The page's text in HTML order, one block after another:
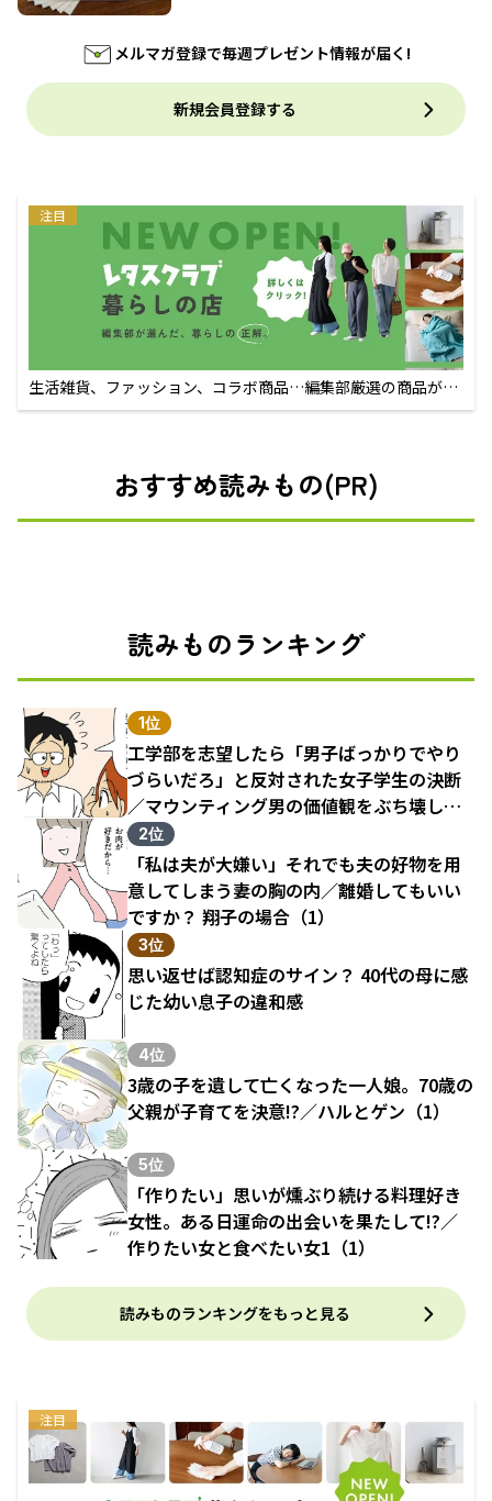
メルマガ登録で毎週プレゼント情報が届く!
新規会員登録する
注目
生活雑貨、ファッション、コラボ商品…編集部厳選の商品が買
えるECサイト
おすすめ読みもの(PR)
読みものランキング
1位
工学部を志望したら「男子ばっかりでやり
づらいだろ」と反対された女子学生の決断
／マウンティング男の価値観をぶち壊した
結果（1）
2位
「私は夫が大嫌い」それでも夫の好物を用
意してしまう妻の胸の内／離婚してもいい
ですか？ 翔子の場合（1）
3位
思い返せば認知症のサイン？ 40代の母に感
じた幼い息子の違和感
4位
3歳の子を遺して亡くなった一人娘。70歳の
父親が子育てを決意!?／ハルとゲン（1）
5位
「作りたい」思いが燻ぶり続ける料理好き
女性。ある日運命の出会いを果たして!?／
作りたい女と食べたい女1（1）
読みものランキングをもっと見る
注目